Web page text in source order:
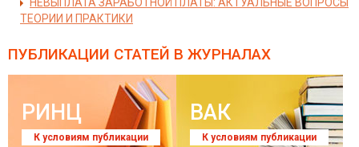
ТЕОРИИ И ПРАКТИКИ
ПУБЛИКАЦИИ СТАТЕЙ В ЖУРНАЛАХ
РИНЦ
К условиям публикации
ВАК
К условиям публикации